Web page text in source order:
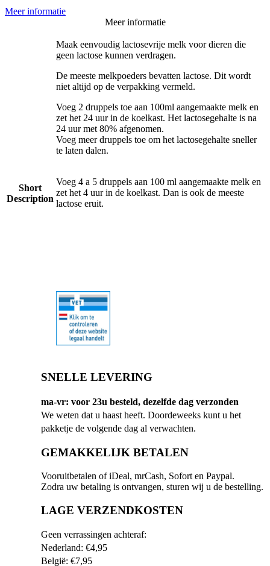
Meer informatie
Meer informatie
Short
Description
Maak eenvoudig lactosevrije melk voor dieren die
geen lactose kunnen verdragen.
De meeste melkpoeders bevatten lactose. Dit wordt
niet altijd op de verpakking vermeld.
Voeg 2 druppels toe aan 100ml aangemaakte melk en
zet het 24 uur in de koelkast. Het lactosegehalte is na
24 uur met 80% afgenomen.
Voeg meer druppels toe om het lactosegehalte sneller
te laten dalen.
Voeg 4 a 5 druppels aan 100 ml aangemaakte melk en
zet het 4 uur in de koelkast. Dan is ook de meeste
lactose eruit.
SNELLE LEVERING
ma-vr: voor 23u besteld, dezelfde dag verzonden
We weten dat u haast heeft. Doordeweeks kunt u het
pakketje de volgende dag al verwachten.
GEMAKKELIJK BETALEN
Vooruitbetalen of iDeal, mrCash, Sofort en Paypal.
Zodra uw betaling is ontvangen, sturen wij u de bestelling.
LAGE VERZENDKOSTEN
Geen verrassingen achteraf:
Nederland: €4,95
België: €7,95